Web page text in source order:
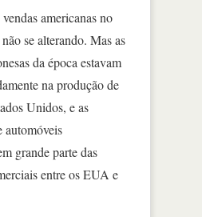
americanas no
se alterando. Mas as
da época estavam
na produção de
Unidos, e as
automóveis
grande parte das
entre os EUA e